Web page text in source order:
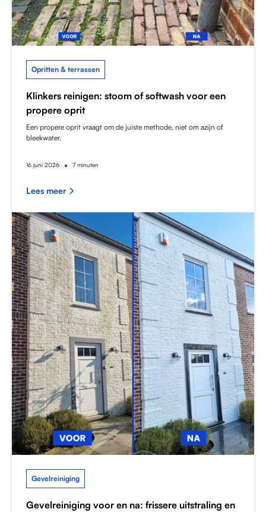
Opritten & terrassen
Klinkers reinigen: stoom of softwash voor een
propere oprit
Een propere oprit vraagt om de juiste methode, niet om azijn of
bleekwater.
16 juni 2026 • 7 minuten
Lees meer
Gevelreiniging
Gevelreiniging voor en na: frissere uitstraling en